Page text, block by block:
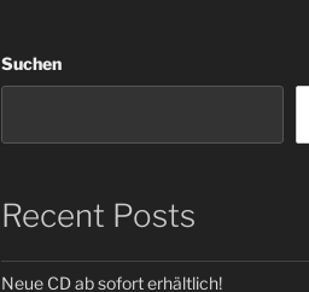
Suchen
Recent Posts
Neue CD ab sofort erhältlich!